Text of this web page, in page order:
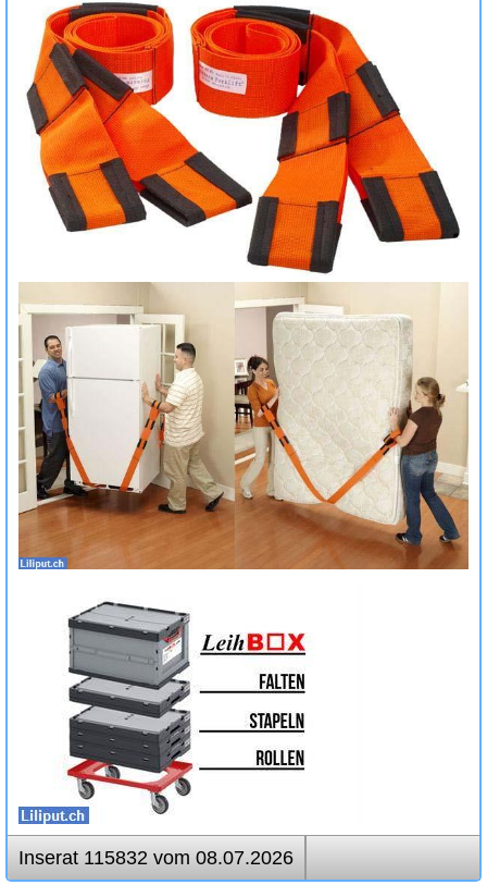
Inserat 115832 vom 08.07.2026